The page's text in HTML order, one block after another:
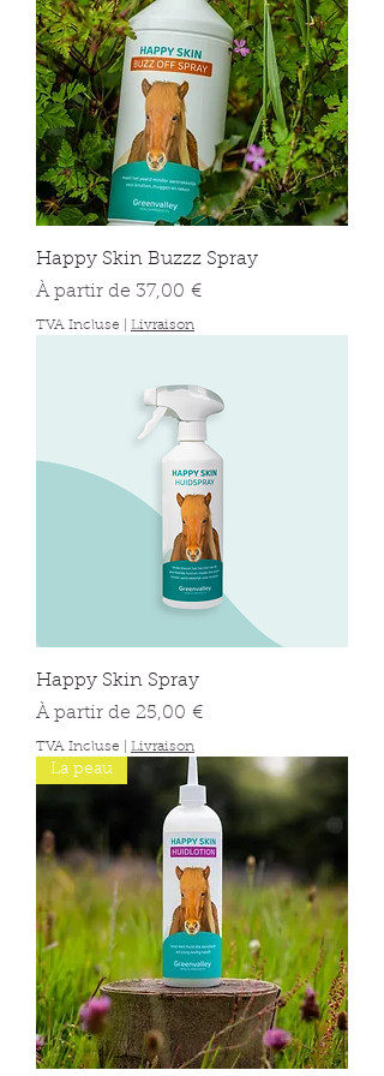
Happy Skin Buzzz Spray
À partir de 37,00 €
Prix promotionnel
TVA Incluse Livraison
Happy Skin Spray
À partir de 25,00 €
Prix promotionnel
TVA Incluse Livraison
La peau